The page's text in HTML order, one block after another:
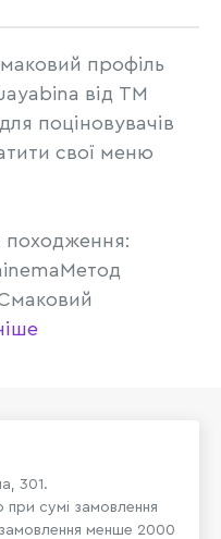
профіль
від ТМ
поціновувачів
свої меню
походження:
301.
сумі замовлення
менше 2000